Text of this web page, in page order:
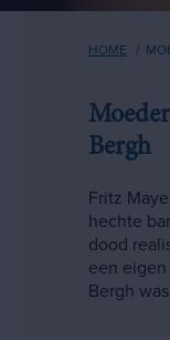
Kruimelpad
HOME
Bergh
Fritz
hechte
dood
een
Bergh